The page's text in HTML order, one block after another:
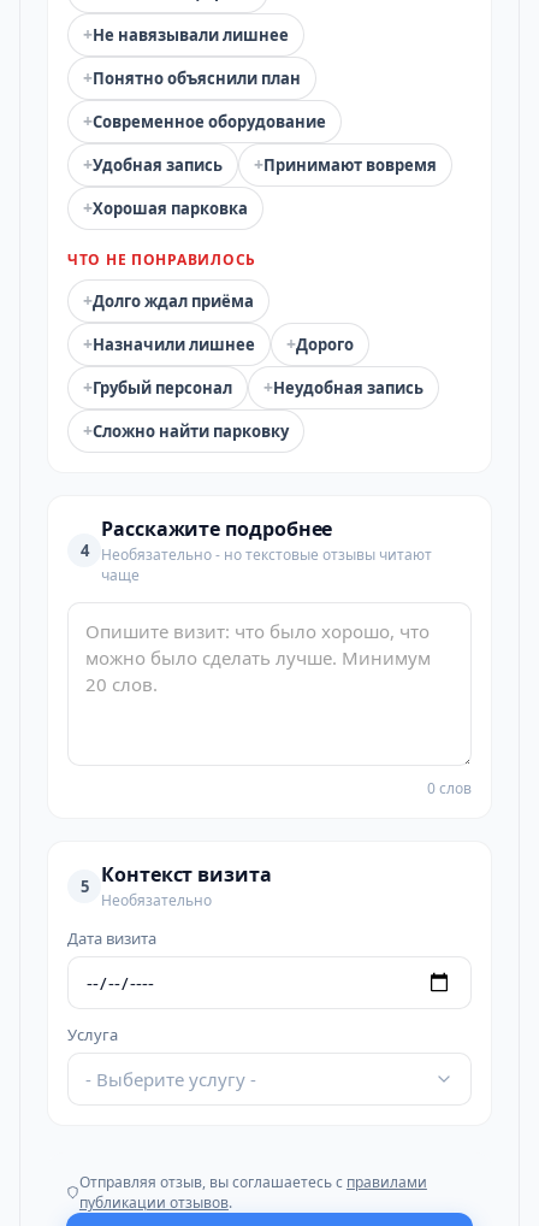
+Не навязывали лишнее
+Понятно объяснили план
+Современное оборудование
+Удобная запись +Принимают вовремя
+Хорошая парковка
ЧТО НЕ ПОНРАВИЛОСЬ
+Долго ждал приёма
+Назначили лишнее +Дорого
+Грубый персонал +Неудобная запись
+Сложно найти парковку
4
Расскажите подробнее
Необязательно - но текстовые отзывы читают
чаще
0 слов
5 Контекст визита
Необязательно
Дата визита
Услуга
- Выберите услугу -
Отправляя отзыв, вы соглашаетесь с правилами
публикации отзывов.